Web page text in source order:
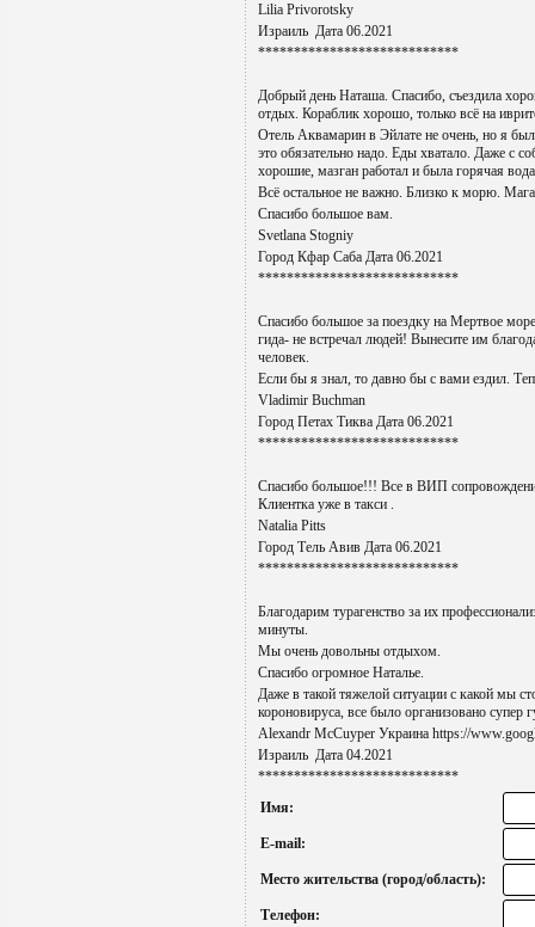
Lilia Privorotsky
Израиль Дата 06.2021
****************************
Добрый день Наташа. Спасибо, съездила
отдых. Кораблик хорошо, только всё на
Отель Аквамарин в Эйлате не очень, но я
это обязательно надо. Еды хватало. Даже с
хорошие, мазган работал и была горячая
Всё остальное не важно. Близко к морю.
Спасибо большое вам.
Svetlana Stogniy
Город Кфар Саба Дата 06.2021
****************************
Спасибо большое за поездку на Мертвое
гида- не встречал людей! Вынесите им
человек.
Если бы я знал, то давно бы с вами ездил.
Vladimir Buchman
Город Петах Тиква Дата 06.2021
****************************
Спасибо большое!!! Все в ВИП
Клиентка уже в такси .
Natalia Pitts
Город Тель Авив Дата 06.2021
****************************
Благодарим турагенство за их
минуты.
Мы очень довольны отдыхом.
Спасибо огромное Наталье.
Даже в такой тяжелой ситуации с какой мы
короновируса, все было организовано супер
Alexandr McCuyper Украина https://
Израиль Дата 04.2021
****************************
Имя:
E-mail:
Место жительства (город/область):
Телефон: